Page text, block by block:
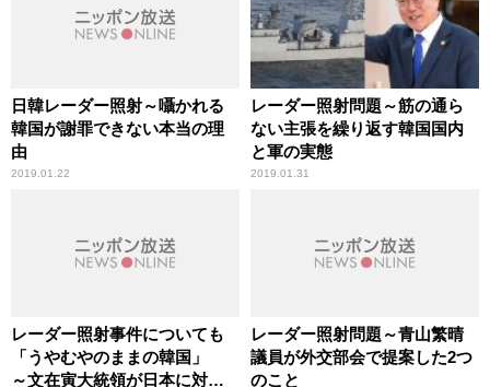
日韓レーダー照射～囁かれる
韓国が謝罪できない本当の理
由
2019.01.22
レーダー照射問題～筋の通ら
ない主張を繰り返す韓国国内
と軍の実態
2019.01.31
レーダー照射事件についても
「うやむやのままの韓国」
～文在寅大統領が日本に対話
レーダー照射問題～青山繁晴
議員が外交部会で提案した2つ
のこと